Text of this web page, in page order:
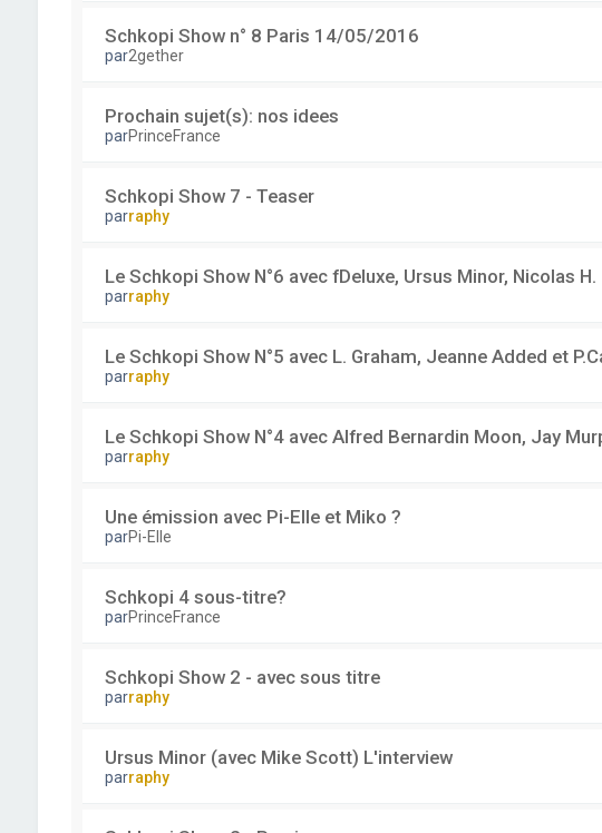
Schkopi Show n° 8 Paris 14/05/2016
par2gether
Prochain sujet(s): nos idees
parPrinceFrance
Schkopi Show 7 - Teaser
parraphy
Le Schkopi Show N°6 avec fDeluxe, Ursus Minor, Nicolas H.
parraphy
Le Schkopi Show N°5 avec L. Graham, Jeanne Added et
parraphy
Le Schkopi Show N°4 avec Alfred Bernardin Moon, Jay
parraphy
Une émission avec Pi-Elle et Miko ?
parPi-Elle
Schkopi 4 sous-titre?
parPrinceFrance
Schkopi Show 2 - avec sous titre
parraphy
Ursus Minor (avec Mike Scott) L'interview
parraphy